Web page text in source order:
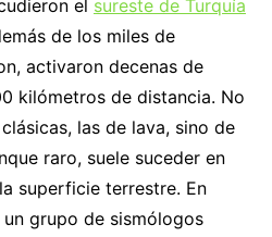
el sureste de Turquía
de los miles de
activaron decenas de
kilómetros de distancia. No
las de lava, sino de
raro, suele suceder en
superficie terrestre. En
grupo de sismólogos